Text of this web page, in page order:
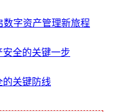
数字资产管理新旅程
全的关键一步
关键防线